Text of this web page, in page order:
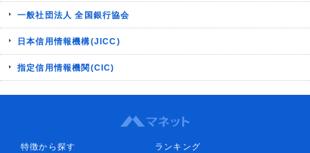
一般社団法人 全国銀行協会
日本信用情報機構(JICC)
指定信用情報機関(CIC)
特徴から探す
ランキング